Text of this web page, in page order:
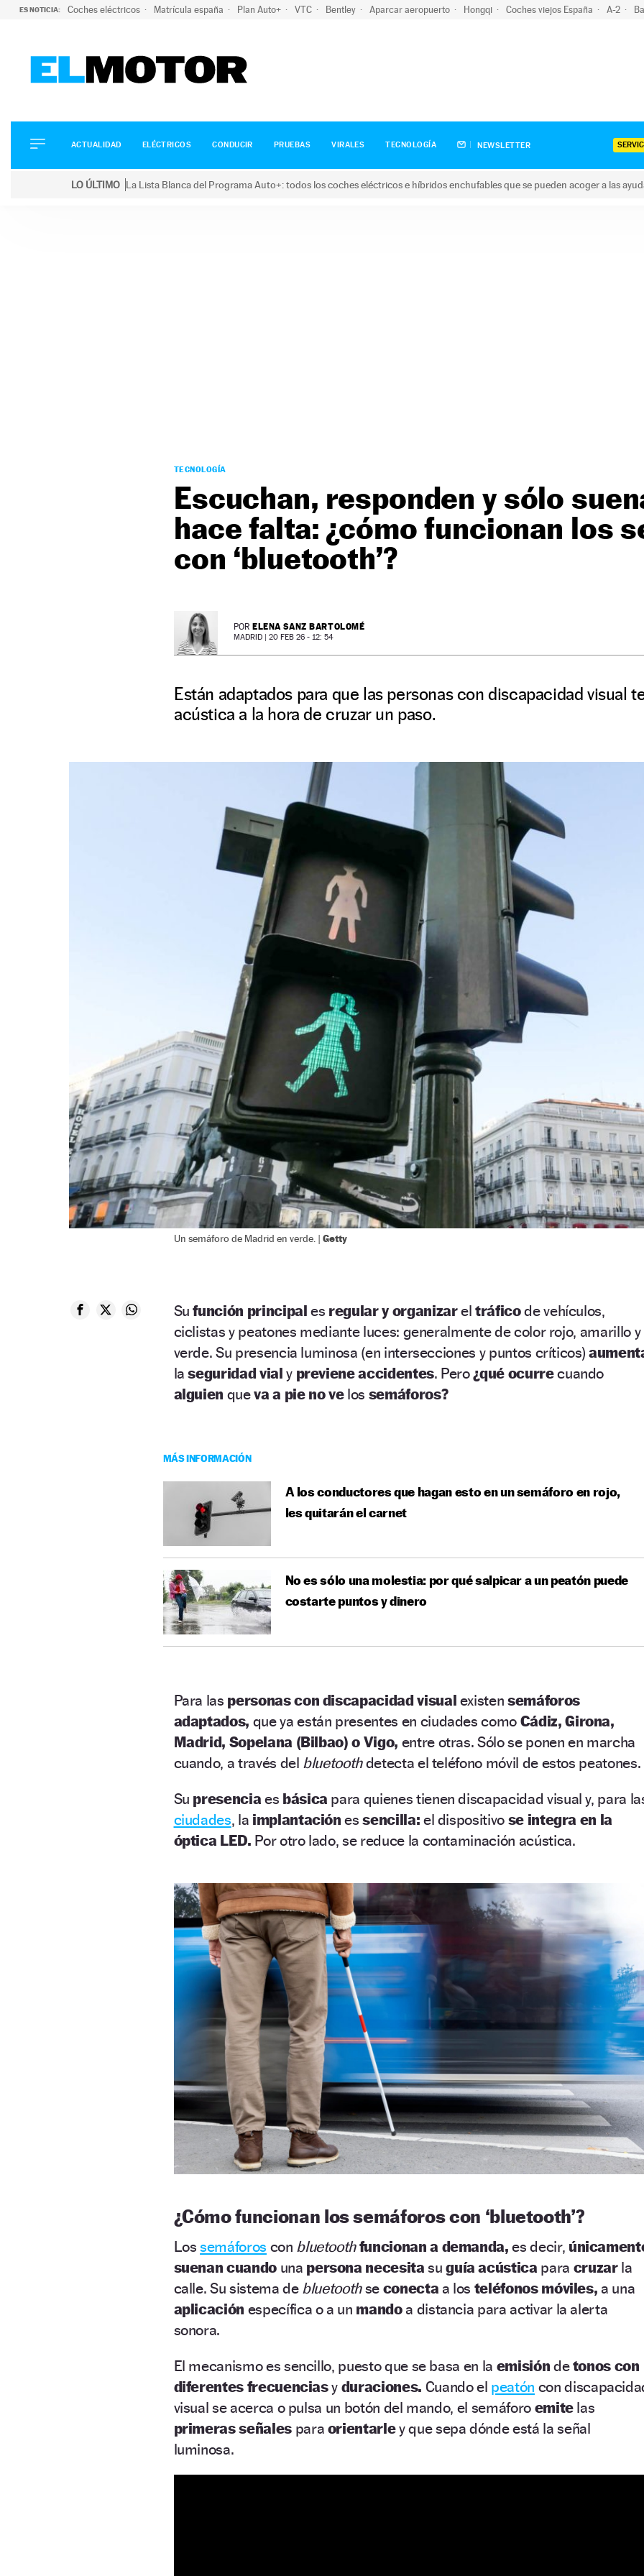
ES NOTICIA: Coches eléctricos Matrícula españa Plan Auto+ VTC Bentley Aparcar aeropuerto Hongqi Coches viejos España A-2
ELÉCTRICOS
CONDUCIR
ACTUALIDAD ELÉCTRICOS CONDUCIR PRUEBAS VIRALES TECNOLOGÍA NEWSLETTER
LO ÚLTIMO La Lista Blanca del Programa Auto+: todos los coches eléctricos e híbridos enchufables que se pueden acoger a las
TECNOLOGÍA
Escuchan, responden y sólo
hace falta: ¿cómo funcionan los
con ‘bluetooth’?
POR ELENA SANZ BARTOLOMÉ
MADRID | 20 FEB 26 - 12: 54
Están adaptados para que las personas con discapacidad visual
acústica a la hora de cruzar un paso.
Un semáforo de Madrid en verde. | Getty
Su función principal es regular y organizareltráficode vehículos,
ciclistas y peatones mediante luces: generalmente de color rojo, amarillo y
verde. Su presencia luminosa (en intersecciones y puntos críticos)
laseguridad vial y previene accidentes. Pero¿qué ocurrecuando
alguien queva a pie no velos semáforos?
MÁS INFORMACIÓN
A los conductores que hagan esto en un semáforo en rojo,
les quitarán el carnet
No es sólo una molestia: por qué salpicar a un peatón puede
costarte puntos y dinero
Para las personas con discapacidad visual existensemáforos
adaptados, que ya están presentes en ciudades como Cádiz, Girona,
Madrid, Sopelana (Bilbao) o Vigo, entre otras. Sólo se ponen en marcha
cuando, a través del bluetoothdetecta el teléfono móvil de estos peatones.
Su presencia es básica para quienes tienen discapacidad visual y, para
ciudades, la implantaciónes sencilla: el dispositivo se integra en la
óptica LED. Por otro lado, se reduce la contaminación acústica.
¿Cómo funcionan los semáforos con ‘bluetooth’?
Lossemáforos con bluetoothfuncionan a demanda,es decir,
suenan cuando una persona necesita suguía acústica para cruzar la
calle. Su sistema de bluetoothse conecta a los teléfonos móviles,a una
aplicación específica o a un mandoa distancia para activar la alerta
sonora.
El mecanismo es sencillo, puesto que se basa en la emisión detonos con
diferentes frecuenciasy duraciones. Cuando el peatón con
visual se acerca o pulsa un botón del mando, el semáforo emite las
primeras señalespara orientarley que sepa dónde está la señal
luminosa.